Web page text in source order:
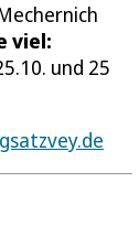
viel:
und 25